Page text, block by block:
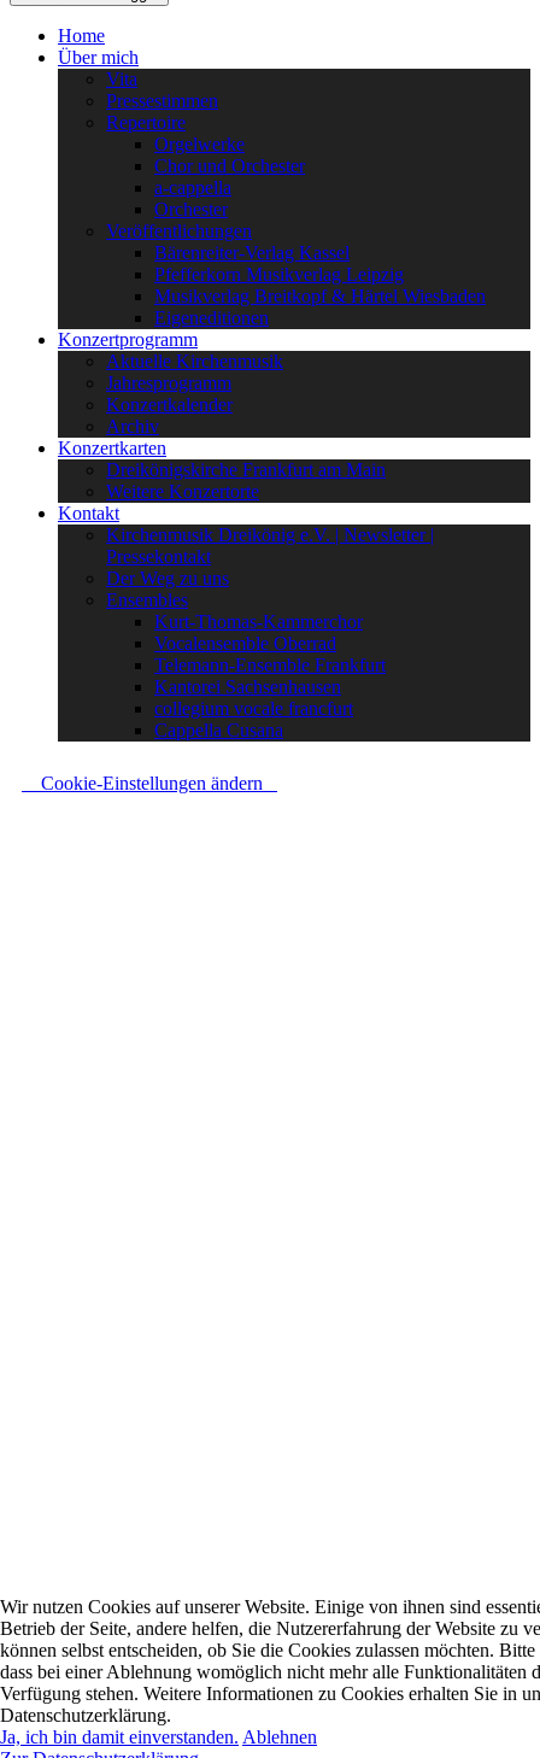
Home
Über mich
Vita
Pressestimmen
Repertoire
Orgelwerke
Chor und Orchester
a-cappella
Orchester
Veröffentlichungen
Bärenreiter-Verlag Kassel
Pfefferkorn Musikverlag Leipzig
Musikverlag Breitkopf & Härtel Wiesbaden
Eigeneditionen
Konzertprogramm
Aktuelle Kirchenmusik
Jahresprogramm
Konzertkalender
Archiv
Konzertkarten
Dreikönigskirche Frankfurt am Main
Weitere Konzertorte
Kontakt
Kirchenmusik Dreikönig e.V. | Newsletter |
Pressekontakt
Der Weg zu uns
Ensembles
Kurt-Thomas-Kammerchor
Vocalensemble Oberrad
Telemann-Ensemble Frankfurt
Kantorei Sachsenhausen
collegium vocale francfurt
Cappella Cusana
Cookie-Einstellungen ändern
Wir nutzen Cookies auf unserer Website. Einige von ihnen sind
Betrieb der Seite, andere helfen, die Nutzererfahrung der Website zu
können selbst entscheiden, ob Sie die Cookies zulassen möchten. Bitte
dass bei einer Ablehnung womöglich nicht mehr alle Funktionalitäten
Verfügung stehen. Weitere Informationen zu Cookies erhalten Sie in
Datenschutzerklärung.
Ja, ich bin damit einverstanden. Ablehnen